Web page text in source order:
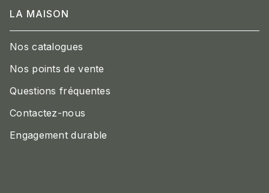
LA MAISON
Nos catalogues
Nos points de vente
Questions fréquentes
Contactez-nous
Engagement durable